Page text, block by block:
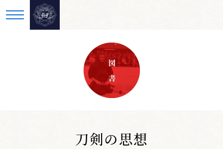
図 書
刀剣の思想